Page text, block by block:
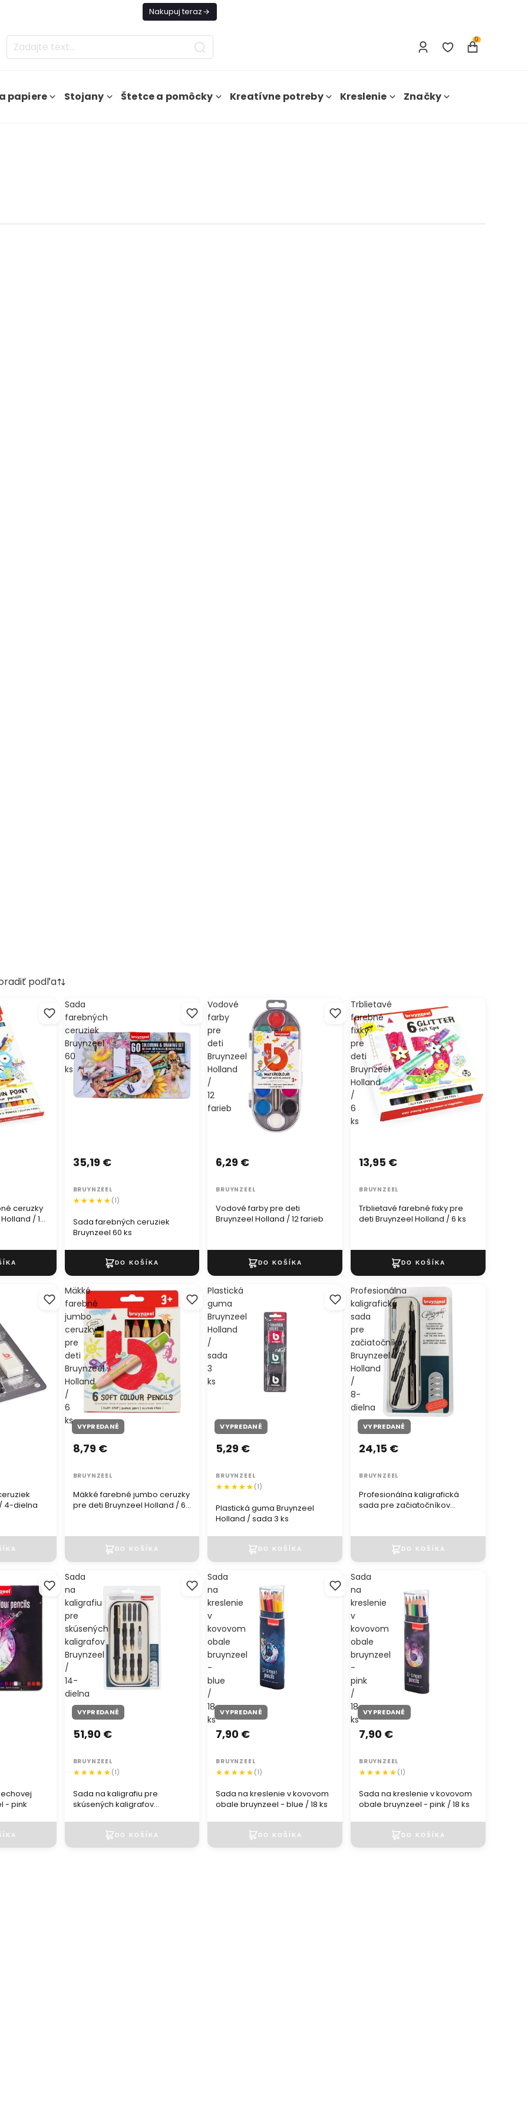
Nakupuj teraz
0
papiere Stojany Štetce a pomôcky Kreatívne potreby Kreslenie Značky
podľa
ceruzky
/ 12
Sada
farebných
ceruziek
Bruynzeel
60
ks
Sada farebných ceruziek
Bruynzeel 60 ks
35,19 €
BRUYNZEEL
(1)
Vodové
farby
pre
deti
Bruynzeel
Holland
/
12
farieb
Vodové farby pre deti
Bruynzeel Holland / 12 farieb
6,29 €
BRUYNZEEL
Trblietavé
farebné
fixky
pre
deti
Bruynzeel
Holland
/
6
ks
Trblietavé farebné fixky pre
deti Bruynzeel Holland / 6 ks
13,95 €
BRUYNZEEL
4-dielna
Mäkké
farebné
jumbo
ceruzky
pre
deti
Bruynzeel
Holland
/
6
ks VYPREDANÉ
Mäkké farebné jumbo ceruzky
pre deti Bruynzeel Holland / 6
8,79 €
BRUYNZEEL
Plastická
guma
Bruynzeel
Holland
/
sada
3
ks
VYPREDANÉ
Plastická guma Bruynzeel
Holland / sada 3 ks
5,29 €
BRUYNZEEL
(1)
Profesionálna
kaligrafická
sada
pre
začiatočníkov
Bruynzeel
Holland
/
8-
dielna
VYPREDANÉ
Profesionálna kaligrafická
sada pre začiatočníkov
24,15 €
BRUYNZEEL
- pink
Sada
na
kaligrafiu
pre
skúsených
kaligrafov
Bruynzeel
/
14-
dielna
VYPREDANÉ
Sada na kaligrafiu pre
skúsených kaligrafov
51,90 €
BRUYNZEEL
(1)
Sada
na
kreslenie
v
kovovom
obale
bruynzeel
-
blue
/
18
ks
VYPREDANÉ
Sada na kreslenie v kovovom
obale bruynzeel - blue / 18 ks
7,90 €
BRUYNZEEL
(1)
Sada
na
kreslenie
v
kovovom
obale
bruynzeel
-
pink
/
18
ks
VYPREDANÉ
Sada na kreslenie v kovovom
obale bruynzeel - pink / 18 ks
7,90 €
BRUYNZEEL
(1)